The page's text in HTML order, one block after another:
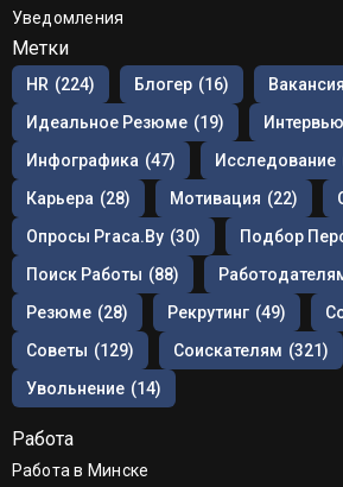
Уведомления
Метки
HR (224) Блогер (16) Вакансия
Идеальное Резюме (19) Интервью
Инфографика (47) Исследование
Карьера (28) Мотивация (22)
Опросы Praca.by (30) Подбор
Поиск Работы (88)
Резюме (28) Рекрутинг (49)
Советы (129) Соискателям (321)
Увольнение (14)
Работа
Работа в Минске